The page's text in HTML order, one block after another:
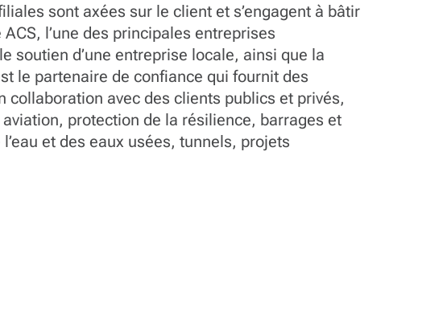
sont axées sur le client et s’engagent à bâtir
l’une des principales entreprises
soutien d’une entreprise locale, ainsi que la
le partenaire de confiance qui fournit des
collaboration avec des clients publics et privés,
protection de la résilience, barrages et
et des eaux usées, tunnels, projets